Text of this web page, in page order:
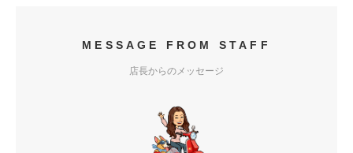
MESSAGE FROM STAFF
店長からのメッセージ